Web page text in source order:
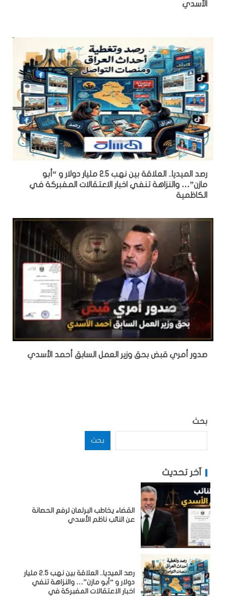
الأسدي
رصد الميديا.. العلاقة بين نهب 2.5 مليار دولار و “أبو
مازن”… والنزاهة تنفي اخبار الاعتقالات المفبركة في
الكاظمية
صدور أمري قبض بحق وزير العمل السابق أحمد الأسدي
بحث
بحث
آخر تحديث
القضاء يخاطب البرلمان لرفع الحصانة
عن النائب ناظم الأسدي
رصد الميديا.. العلاقة بين نهب 2.5 مليار
دولار و “أبو مازن”… والنزاهة تنفي
اخبار الاعتقالات المفبركة في